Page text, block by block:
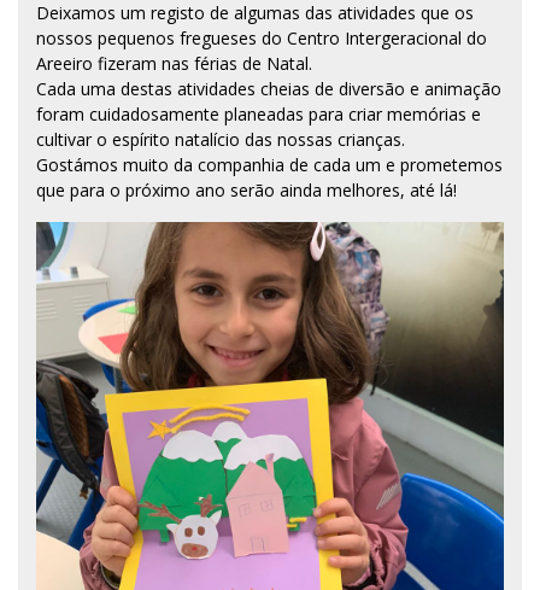
Deixamos um registo de algumas das atividades que os
nossos pequenos fregueses do Centro Intergeracional do
Areeiro fizeram nas férias de Natal.
Cada uma destas atividades cheias de diversão e animação
foram cuidadosamente planeadas para criar memórias e
cultivar o espírito natalício das nossas crianças.
Gostámos muito da companhia de cada um e prometemos
que para o próximo ano serão ainda melhores, até lá!